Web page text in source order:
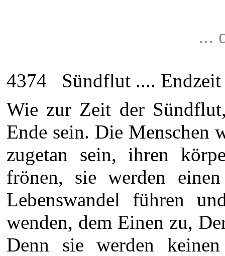
...
4374 Sündflut ....
Wie zur Zeit der
Ende sein. Die Menschen
zugetan sein, ihren
frönen, sie werden
Lebenswandel führen
wenden, dem Einen zu,
Denn sie werden